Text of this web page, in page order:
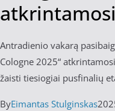
Antradienio vakarą
Cologne 2025“
žaisti tiesiogiai pusfinalių
ByEimantas Stulginskas